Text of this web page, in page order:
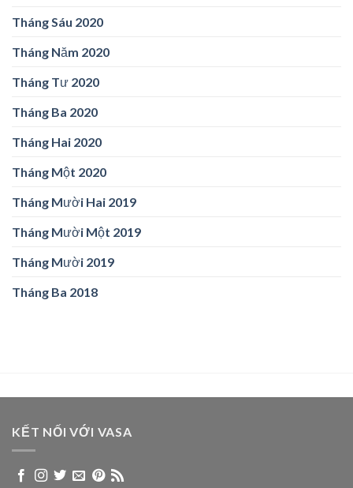
Tháng Sáu 2020
Tháng Năm 2020
Tháng Tư 2020
Tháng Ba 2020
Tháng Hai 2020
Tháng Một 2020
Tháng Mười Hai 2019
Tháng Mười Một 2019
Tháng Mười 2019
Tháng Ba 2018
KẾT NỐI VỚI VASA